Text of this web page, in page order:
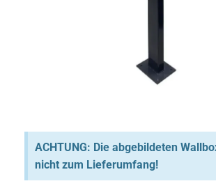
ACHTUNG: Die abgebildeten
nicht zum Lieferumfang!